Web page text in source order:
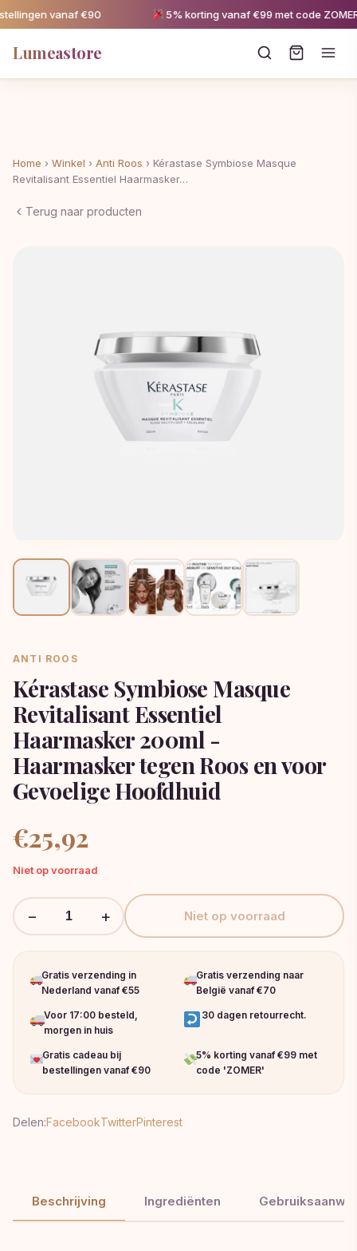
vanaf €90 5% korting vanaf €99 met code ZOMER
Lumeastore
Home › Winkel › Anti Roos › Kérastase Symbiose Masque
Revitalisant Essentiel Haarmasker…
Terug naar producten
ANTI ROOS
Kérastase Symbiose Masque
Revitalisant Essentiel
Haarmasker 200ml -
Haarmasker tegen Roos en voor
Gevoelige Hoofdhuid
€25,92
Niet op voorraad
− + Niet op voorraad
Gratis verzending in
Nederland vanaf €55
Gratis verzending naar
België vanaf €70
Voor 17:00 besteld,
morgen in huis
30 dagen retourrecht.
Gratis cadeau bij
bestellingen vanaf €90
5% korting vanaf €99 met
code 'ZOMER'
Delen:FacebookTwitterPinterest
Beschrijving Ingrediënten